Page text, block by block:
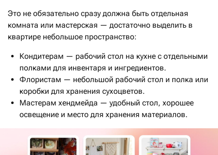
Это не обязательно сразу должна быть отдельная
комната или мастерская — достаточно выделить в
квартире небольшое пространство:
Кондитерам — рабочий стол на кухне с отдельными
полками для инвентаря и ингредиентов.
Флористам — небольшой рабочий стол и полка или
коробки для хранения сухоцветов.
Мастерам хендмейда — удобный стол, хорошее
освещение и место для хранения материалов.